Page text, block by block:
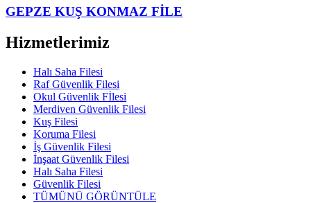
GEPZE KUŞ KONMAZ FİLE
Hizmetlerimiz
Halı Saha Filesi
Raf Güvenlik Filesi
Okul Güvenlik Fİlesi
Merdiven Güvenlik Filesi
Kuş Filesi
Koruma Filesi
İş Güvenlik Filesi
İnşaat Güvenlik Filesi
Halı Saha Filesi
Güvenlik Filesi
TÜMÜNÜ GÖRÜNTÜLE